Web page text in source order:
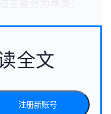
全文
注册新账号